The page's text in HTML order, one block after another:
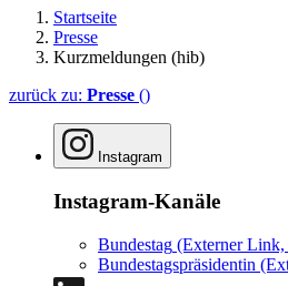
Startseite
Presse
Kurzmeldungen (hib)
zurück zu: Presse ()
Instagram
Instagram-Kanäle
Bundestag (Externer Link,
Bundestagspräsidentin